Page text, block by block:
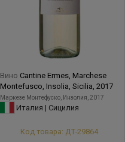
Вино Cantine Ermes, Marchese
Montefusco, Insolia, Sicilia, 2017
Маркезе Монтефуско, Инзолия, 2017
Италия | Сицилия
Код товара: ДТ-29864